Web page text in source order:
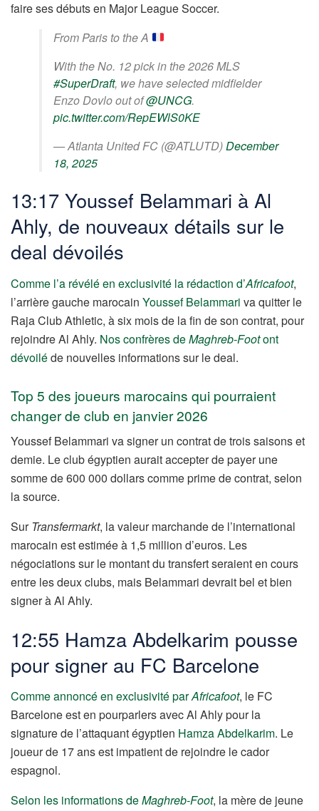
faire ses débuts en Major League Soccer.
From Paris to the A
With the No. 12 pick in the 2026 MLS
#SuperDraft, we have selected midfielder
Enzo Dovlo out of@UNCG.
pic.twitter.com/RepEWlS0KE
— Atlanta United FC (@ATLUTD)December
18, 2025
13:17 Youssef Belammari à Al
Ahly, de nouveaux détails sur le
deal dévoilés
Comme l’a révélé en exclusivité la rédaction d’Africafoot,
l’arrière gauche marocain Youssef Belammari va quitter le
Raja Club Athletic, à six mois de la fin de son contrat, pour
rejoindre Al Ahly. Nos confrères deMaghreb-Footont
dévoiléde nouvelles informations sur le deal.
Top 5 des joueurs marocains qui pourraient
changer de club en janvier 2026
Youssef Belammari va signer un contrat de trois saisons et
demie. Le club égyptien aurait accepter de payer une
somme de 600 000 dollars comme prime de contrat, selon
la source.
Sur Transfermarkt, la valeur marchande de l’international
marocain est estimée à 1,5 million d’euros. Les
négociations sur le montant du transfert seraient en cours
entre les deux clubs, mais Belammari devrait bel et bien
signer à Al Ahly.
12:55 Hamza Abdelkarim pousse
pour signer au FC Barcelone
Comme annoncé en exclusivité parAfricafoot, le FC
Barcelone est en pourparlers avec Al Ahly pour la
signature de l’attaquant égyptien Hamza Abdelkarim. Le
joueur de 17 ans est impatient de rejoindre le cador
espagnol.
Selon les informations deMaghreb-Foot, la mère de jeune